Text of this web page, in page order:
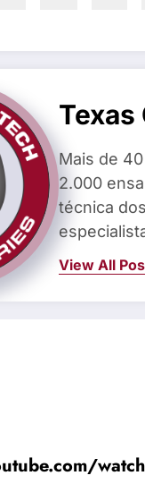
Mais de
2.000
técnica
View All